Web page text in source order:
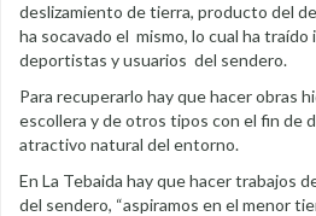
deslizamiento de tierra, producto del
ha socavado el mismo, lo cual ha
deportistas y usuarios del sendero.
Para recuperarlo hay que hacer obras
escollera y de otros tipos con el fin de
atractivo natural del entorno.
En La Tebaida hay que hacer trabajos
del sendero, “aspiramos en el menor